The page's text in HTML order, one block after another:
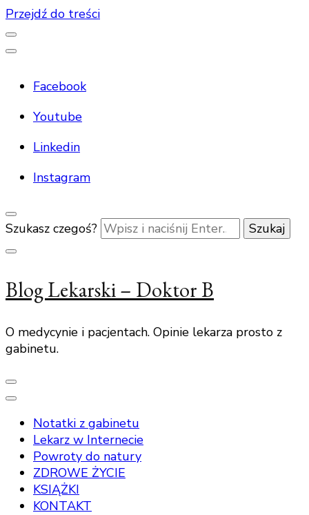
Przejdź do treści
Facebook
Youtube
Linkedin
Instagram
Szukasz czegoś?
Blog Lekarski – Doktor B
O medycynie i pacjentach. Opinie lekarza prosto z
gabinetu.
Notatki z gabinetu
Lekarz w Internecie
Powroty do natury
ZDROWE ŻYCIE
KSIĄŻKI
KONTAKT